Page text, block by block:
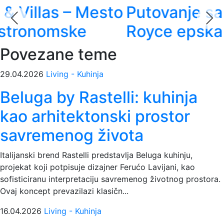
Putovanje sa stilom - Rolls-
Royce epska avantura
Povezane teme
29.04.2026 Living - Kuhinja
Beluga by Rastelli: kuhinja
kao arhitektonski prostor
savremenog života
Italijanski brend Rastelli predstavlja Beluga kuhinju,
projekat koji potpisuje dizajner Ferućo Lavijani, kao
sofisticiranu interpretaciju savremenog životnog prostora.
Ovaj koncept prevazilazi klasičn...
16.04.2026 Living - Kuhinja